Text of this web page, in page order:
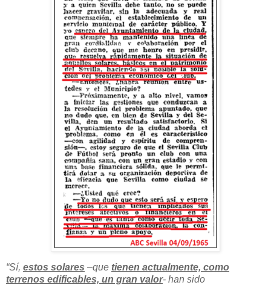
“Sí, estos solares –que tienen actualmente, como
terrenos edificables, un gran valor- han sido